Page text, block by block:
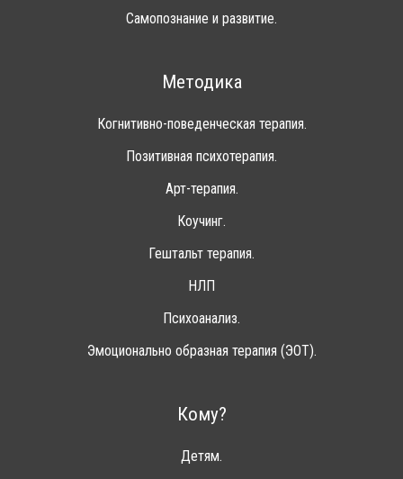
Самопознание и развитие.
Методика
Когнитивно-поведенческая терапия.
Позитивная психотерапия.
Арт-терапия.
Коучинг.
Гештальт терапия.
НЛП
Психоанализ.
Эмоционально образная терапия (ЭОТ).
Кому?
Детям.